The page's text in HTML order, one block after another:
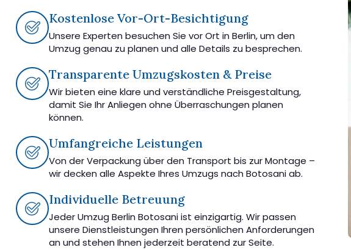
Kostenlose Vor-Ort-Besichtigung
Unsere Experten besuchen Sie vor Ort in Berlin, um den
Umzug genau zu planen und alle Details zu besprechen.
Transparente Umzugskosten & Preise
Wir bieten eine klare und verständliche Preisgestaltung,
damit Sie Ihr Anliegen ohne Überraschungen planen
können.
Umfangreiche Leistungen
Von der Verpackung über den Transport bis zur Montage –
wir decken alle Aspekte Ihres Umzugs nach Botosani ab.
Individuelle Betreuung
Jeder Umzug Berlin Botosani ist einzigartig. Wir passen
unsere Dienstleistungen Ihren persönlichen Anforderungen
an und stehen Ihnen jederzeit beratend zur Seite.